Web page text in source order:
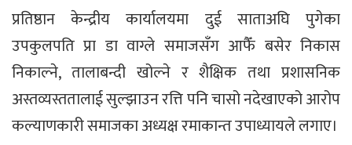
प्रतिष्ठान केन्द्रीय कार्यालयमा दुई साताअघि पुगेका
उपकुलपति प्रा डा वाग्ले समाजसँग आफैँ बसेर निकास
निकाल्ने, तालाबन्दी खोल्ने र शैक्षिक तथा प्रशासनिक
अस्तव्यस्ततालाई सुल्झाउन रत्ति पनि चासो नदेखाएको आरोप
कल्याणकारी समाजका अध्यक्ष रमाकान्त उपाध्यायले लगाए।